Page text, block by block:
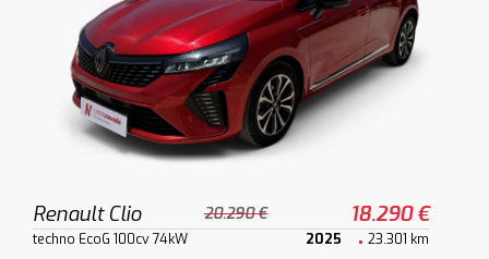
Renault Clio 20.290 € 18.290 €
techno EcoG 100cv 74kW 2025 23.301 km